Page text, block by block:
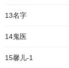
13名字
14鬼医
15馨儿-1